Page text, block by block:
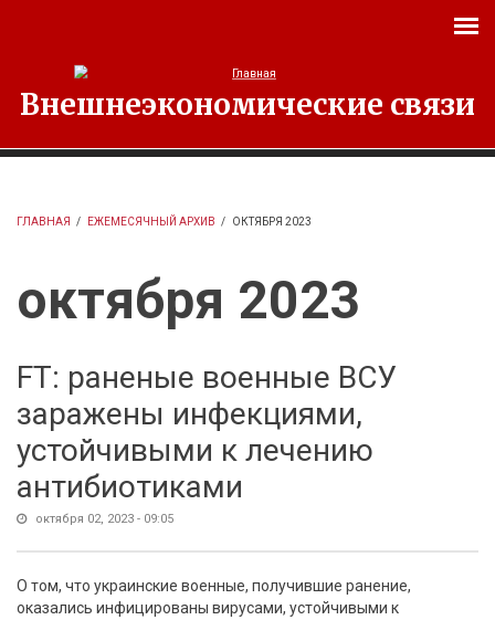
Внешнеэкономические связи
ГЛАВНАЯ / ЕЖЕМЕСЯЧНЫЙ АРХИВ / ОКТЯБРЯ 2023
октября 2023
FT: раненые военные ВСУ
заражены инфекциями,
устойчивыми к лечению
антибиотиками
октября 02, 2023 - 09:05
О том, что украинские военные, получившие ранение,
оказались инфицированы вирусами, устойчивыми к